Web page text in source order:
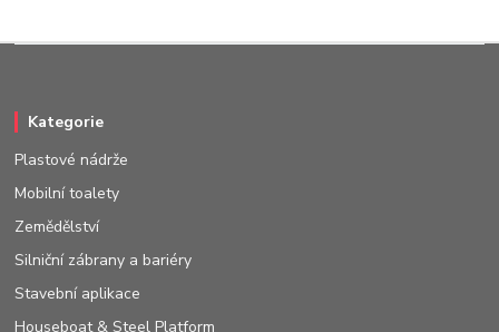
Kategorie
Plastové nádrže
Mobilní toalety
Zemědělství
Silniční zábrany a bariéry
Stavební aplikace
Houseboat & Steel Platform